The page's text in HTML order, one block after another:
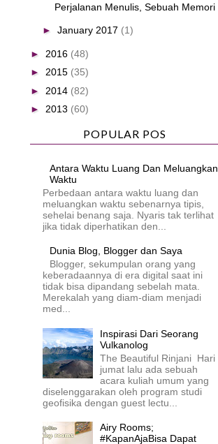
Perjalanan Menulis, Sebuah Memori
► January 2017 (1)
► 2016 (48)
► 2015 (35)
► 2014 (82)
► 2013 (60)
POPULAR POS
Antara Waktu Luang Dan Meluangkan
Waktu
Perbedaan antara waktu luang dan
meluangkan waktu sebenarnya tipis,
sehelai benang saja. Nyaris tak terlihat
jika tidak diperhatikan den...
Dunia Blog, Blogger dan Saya
Blogger, sekumpulan orang yang
keberadaannya di era digital saat ini
tidak bisa dipandang sebelah mata.
Merekalah yang diam-diam menjadi
med...
Inspirasi Dari Seorang
Vulkanolog
The Beautiful Rinjani Hari
jumat lalu ada sebuah
acara kuliah umum yang
diselenggarakan oleh program studi
geofisika dengan guest lectu...
Airy Rooms;
#KapanAjaBisa Dapat